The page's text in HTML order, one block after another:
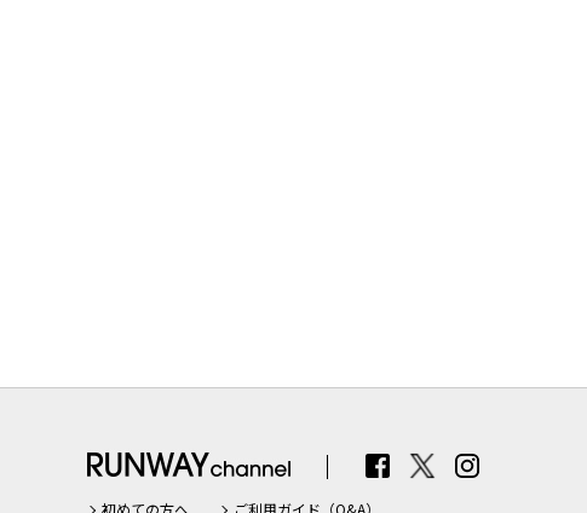
初めての方へ ご利用ガイド（Q&A）